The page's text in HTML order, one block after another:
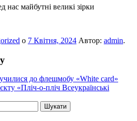
нас майбутні великі зірки
о 7 Квітня, 2024 Автор: admin.
до флешмобу «White card»
«Пліч-о-пліч Всеукраїнські